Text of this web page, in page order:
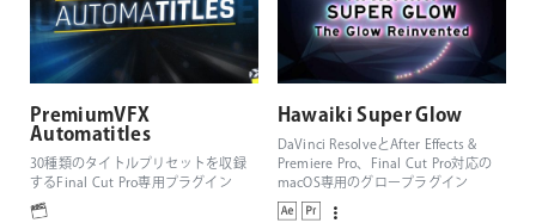
PremiumVFX
Automatitles
30種類のタイトルプリセットを収録
するFinal Cut Pro専用プラグイン
Hawaiki Super Glow
DaVinci ResolveとAfter Effects &
Premiere Pro、Final Cut Pro対応の
macOS専用のグロープラグイン